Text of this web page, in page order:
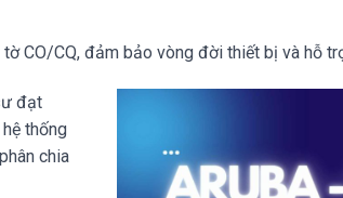
CO/CQ, đảm bảo vòng đời thiết bị và hỗ
đạt
thống
chia